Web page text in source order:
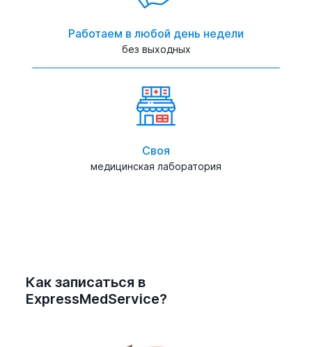
Работаем в любой день недели
без выходных
Своя
медицинская лаборатория
Как записаться в
ExpressMedService?